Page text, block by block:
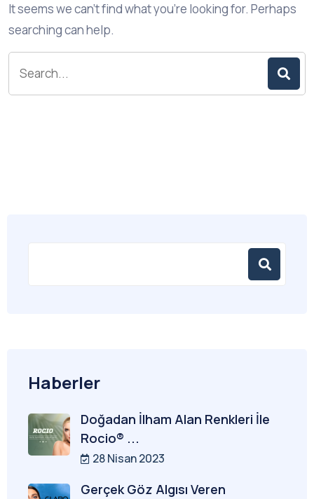
It seems we can’t find what you’re looking for. Perhaps
searching can help.
Haberler
Doğadan İlham Alan Renkleri İle
Rocio® ...
28 Nisan 2023
Gerçek Göz Algısı Veren